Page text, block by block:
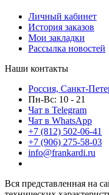
Личный кабинет
История заказов
Мои закладки
Рассылка новостей
Наши контакты
Россия, Санкт-
Пн-Вс: 10 - 21
Чат в Telegram
Чат в WhatsApp
+7 (812) 502-06-41
+7 (906) 275-58-03
info@frankardi.ru
Вся представленная на